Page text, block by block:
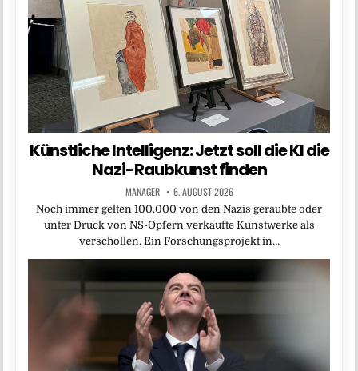
Künstliche Intelligenz: Jetzt soll die KI die
Nazi-Raubkunst finden
MANAGER 6. AUGUST 2026
Noch immer gelten 100.000 von den Nazis geraubte oder
unter Druck von NS-Opfern verkaufte Kunstwerke als
verschollen. Ein Forschungsprojekt in…